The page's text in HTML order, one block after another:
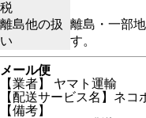
税
離島他の扱
い
離島・一部
す。
メール便
【業者】 ヤマト運輸
【配送サービス名】ネコ
【備考】